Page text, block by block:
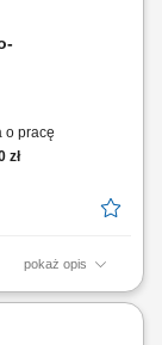
oraz ilościowa
o pracę
zł
pokaż opis
pracy